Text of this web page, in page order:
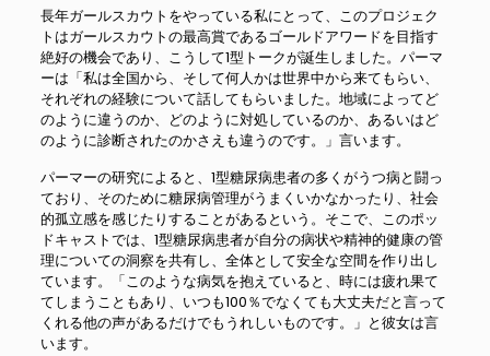
長年ガールスカウトをやっている私にとって、このプロジェク
トはガールスカウトの最高賞であるゴールドアワードを目指す
絶好の機会であり、こうして1型トークが誕生しました。パーマ
ーは「私は全国から、そして何人かは世界中から来てもらい、
それぞれの経験について話してもらいました。地域によってど
のように違うのか、どのように対処しているのか、あるいはど
のように診断されたのかさえも違うのです。」言います。
パーマーの研究によると、1型糖尿病患者の多くがうつ病と闘っ
ており、そのために糖尿病管理がうまくいかなかったり、社会
的孤立感を感じたりすることがあるという。そこで、このポッ
ドキャストでは、1型糖尿病患者が自分の病状や精神的健康の管
理についての洞察を共有し、全体として安全な空間を作り出し
ています。「このような病気を抱えていると、時には疲れ果て
てしまうこともあり、いつも100％でなくても大丈夫だと言って
くれる他の声があるだけでもうれしいものです。」と彼女は言
います。